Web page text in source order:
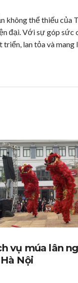
không thể thiếu
đại. Với sự góp
lan tỏa và
vụ múa lân
Nội